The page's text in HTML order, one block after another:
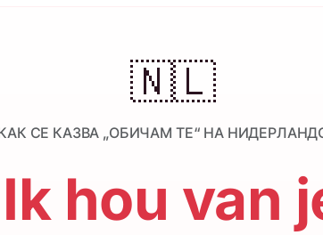
🇳🇱
СЕ КАЗВА „ОБИЧАМ ТЕ“ НА
Ik hou van